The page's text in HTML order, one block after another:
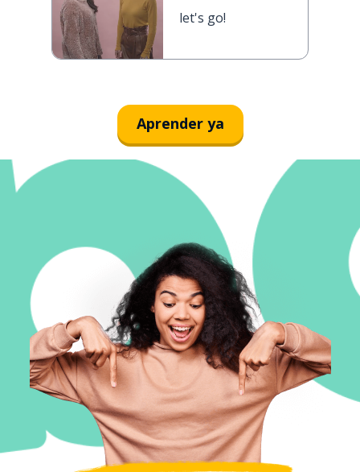
let's go!
Aprender ya